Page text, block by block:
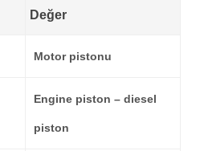
Değer
Motor pistonu
Engine piston – diesel
piston